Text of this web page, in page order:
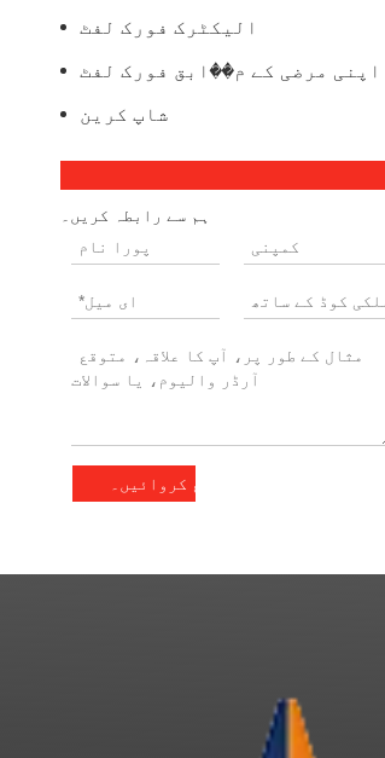
الیکٹرک فورک لفٹ
اپنی مرضی کے م��ابق فورک لفٹ
شاپ کرین
ہم سے رابطہ کریں۔
جمع کروائیں۔